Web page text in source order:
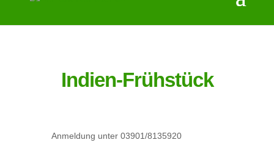
Indien-Frühstück
Anmeldung unter 03901/8135920